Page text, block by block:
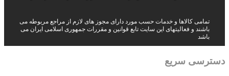
تمامی کالاها و خدمات حسب مورد دارای مجوز های لازم از مراجع مربوطه می
باشند و فعالیتهای این سایت تابع قوانین و مقررات جمهوری اسلامی ایران می
باشد
دسترسی سریع